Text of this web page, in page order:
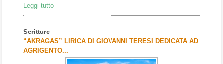
Leggi tutto
Scritture
“AKRAGAS” LIRICA DI GIOVANNI TERESI DEDICATA AD
AGRIGENTO...